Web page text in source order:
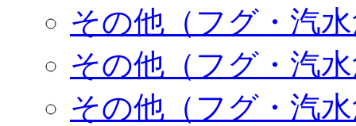
その他（フグ・汽
その他（フグ・汽
その他（フグ・汽